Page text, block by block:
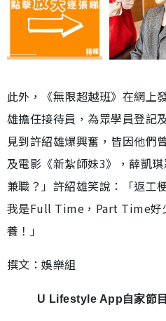
此外，《無限超越班》在網上
雄擔任接待員，為眾學員登記
見到許紹雄爆興奮，皆因他們
及電影《新紮師妹3》，薛凱
兼職？」許紹雄笑說：「返工
我是Full Time，Part Time好
養！」
撰文：娛樂組
U Lifestyle App自家節